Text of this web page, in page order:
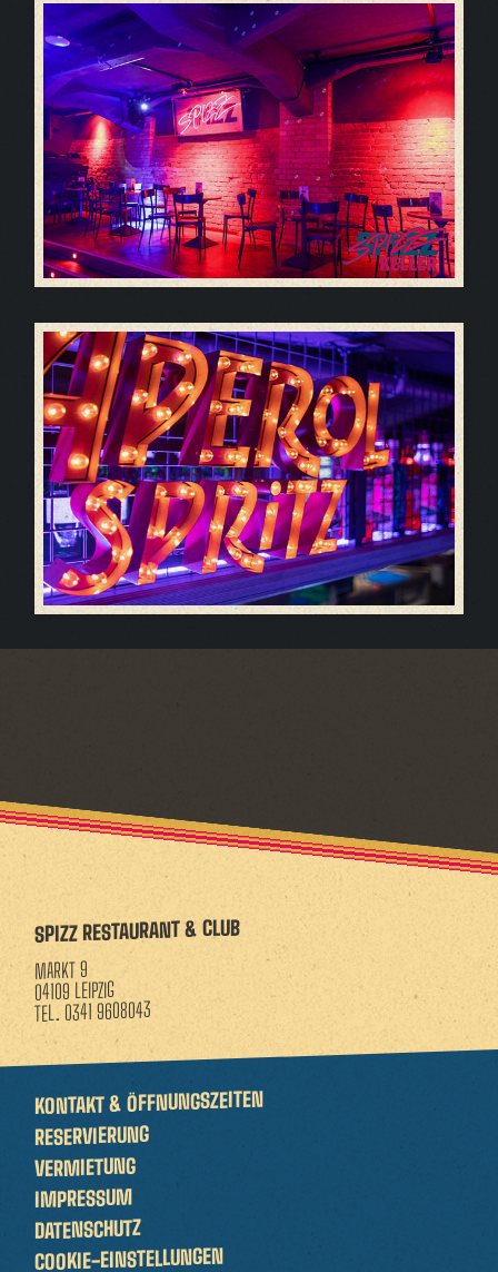
SPIZZ RESTAURANT & CLUB
MARKT 9
04109 LEIPZIG
TEL. 0341 9608043
KONTAKT & ÖFFNUNGSZEITEN
RESERVIERUNG
VERMIETUNG
IMPRESSUM
DATENSCHUTZ
COOKIE-EINSTELLUNGEN